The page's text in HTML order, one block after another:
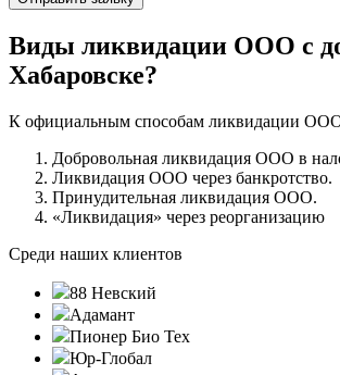
Виды ликвидации ООО с
Хабаровске?
К официальным способам ликвидации ООО
Добровольная ликвидация ООО в
Ликвидация ООО через банкротство.
Принудительная ликвидация ООО.
«Ликвидация» через реорганизацию
Среди наших клиентов
88 Невский
Адамант
Пионер Био Тех
Юр-Глобал